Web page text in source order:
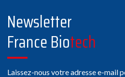
Newsletter
France Biotech
Laissez-nous votre adresse e-mail